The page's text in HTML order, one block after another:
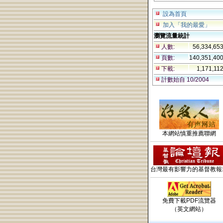
設為首頁
加入「我的最愛」
瀏覽流量統計
人數:
頁數:
下載:
計數始自 10/2004
本網站慎重推薦聯網
台灣最有影響力的基督教
免費下載PDF流覽器
（英文網站）